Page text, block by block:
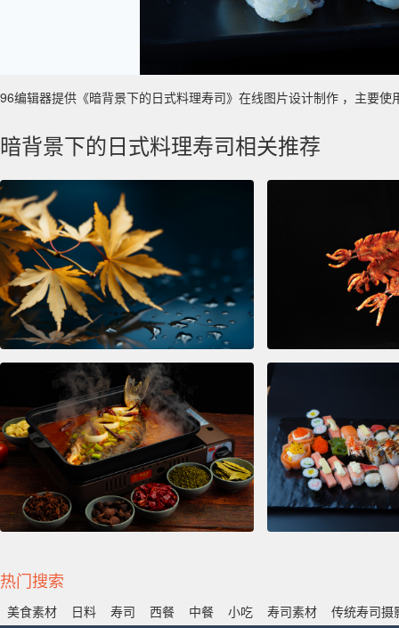
96编辑器提供《暗背景下的日式料理寿司》在线图片设计制作 ，主要
暗背景下的日式料理寿司相关推荐
热门搜索
美食素材 日料 寿司 西餐 中餐 小吃 寿司素材
传统寿司摄